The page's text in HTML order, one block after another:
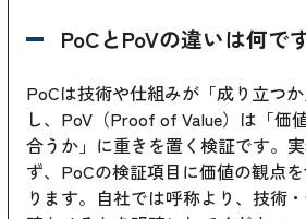
PoCとPoVの違いは何で
PoCは技術や仕組みが「成り立つ
し、PoV（Proof of Value）は「価
合うか」に重きを置く検証です。
ず、PoCの検証項目に価値の観点
ります。自社では呼称より、技術